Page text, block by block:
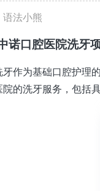
语法小熊
诺口腔医院洗牙
牙作为基础口腔护理
院的洗牙服务，包括